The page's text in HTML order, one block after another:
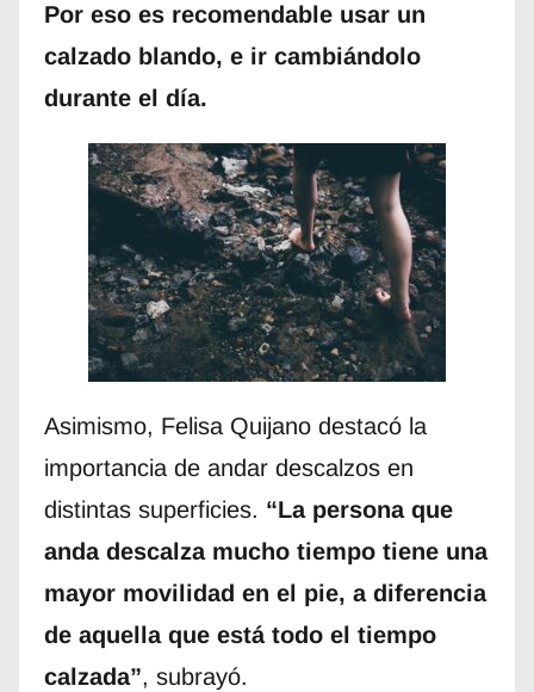
Por eso es recomendable usar un
calzado blando, e ir cambiándolo
durante el día.
Asimismo, Felisa Quijano destacó la
importancia de andar descalzos en
distintas superficies. “La persona que
anda descalza mucho tiempo tiene una
mayor movilidad en el pie, a diferencia
de aquella que está todo el tiempo
calzada”, subrayó.